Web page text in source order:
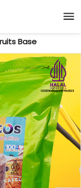
Base